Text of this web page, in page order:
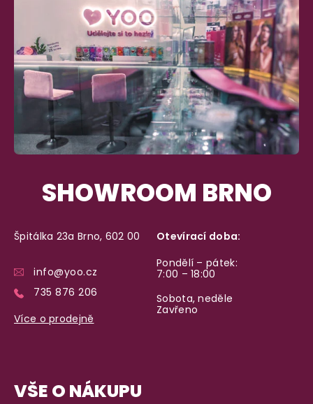
SHOWROOM BRNO
Špitálka 23a Brno, 602 00
info@yoo.cz
735 876 206
Více o prodejně
Otevírací doba:
Pondělí – pátek:
7:00 – 18:00
Sobota, neděle
Zavřeno
VŠE O NÁKUPU